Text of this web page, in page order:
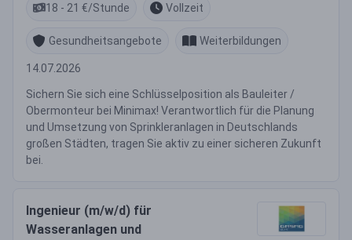
18 - 21 €/Stunde
Vollzeit
Gesundheitsangebote Weiterbildungen
14.07.2026
Sichern Sie sich eine Schlüsselposition als Bauleiter /
Obermonteur bei Minimax! Verantwortlich für die Planung
und Umsetzung von Sprinkleranlagen in Deutschlands
großen Städten, tragen Sie aktiv zu einer sicheren Zukunft
bei.
Ingenieur (m/w/d) für
Wasseranlagen und